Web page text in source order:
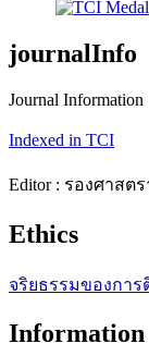
journalInfo
Journal Information
Indexed in TCI
Editor : รองศาสต
Ethics
จริยธรรมของการ
Information